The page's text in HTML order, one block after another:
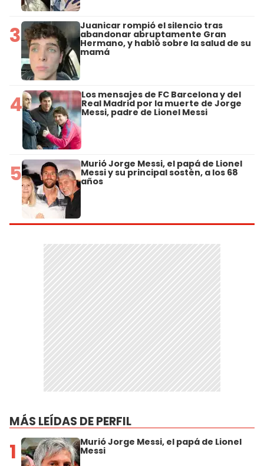
3 Juanicar rompió el silencio tras
abandonar abruptamente Gran
Hermano, y habló sobre la salud de su
mamá
4 Los mensajes de FC Barcelona y del
Real Madrid por la muerte de Jorge
Messi, padre de Lionel Messi
5 Murió Jorge Messi, el papá de Lionel
Messi y su principal sostén, a los 68
años
MÁS LEÍDAS DE PERFIL
1 Murió Jorge Messi, el papá de Lionel
Messi